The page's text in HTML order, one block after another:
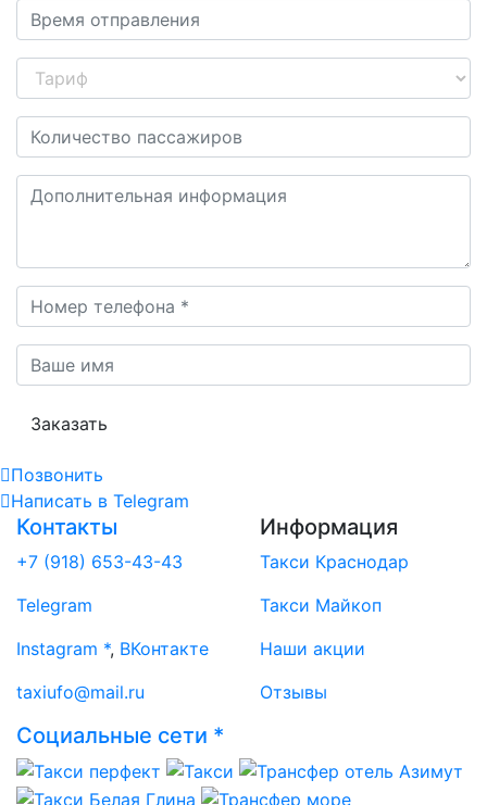
Заказать
Позвонить
Написать в Telegram
Контакты
+7 (918) 653-43-43
Telegram
Instagram *, ВКонтакте
taxiufo@mail.ru
Информация
Такси Краснодар
Такси Майкоп
Наши акции
Отзывы
Социальные сети *